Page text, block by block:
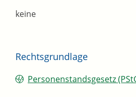
keine
Rechtsgrundlage
Personenstandsgesetz